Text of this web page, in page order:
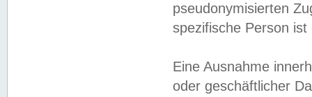
pseudonymisierten
spezifische Person
Eine Ausnahme
oder geschäftlicher